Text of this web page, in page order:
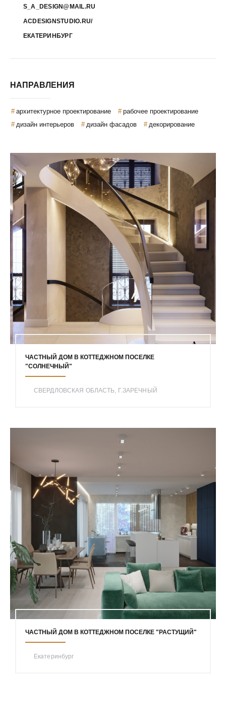
S_A_DESIGN@MAIL.RU
ACDESIGNSTUDIO.RU/
ЕКАТЕРИНБУРГ
НАПРАВЛЕНИЯ
архитектурное проектирование
рабочее проектирование
дизайн интерьеров
дизайн фасадов декорирование
ЧАСТНЫЙ ДОМ В КОТТЕДЖНОМ ПОСЕЛКЕ
"СОЛНЕЧНЫЙ"
СВЕРДЛОВСКАЯ ОБЛАСТЬ, Г.ЗАРЕЧНЫЙ
ЧАСТНЫЙ ДОМ В КОТТЕДЖНОМ ПОСЕЛКЕ "РАСТУЩИЙ"
Екатеринбург